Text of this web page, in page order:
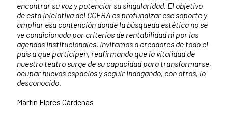
encontrar su voz y potenciar su singularidad. El objetivo
de esta iniciativa del CCEBA es profundizar ese soporte y
ampliar esa contención donde la búsqueda estética no se
ve condicionada por criterios de rentabilidad ni por las
agendas institucionales. Invitamos a creadores de todo el
país a que participen, reafirmando que la vitalidad de
nuestro teatro surge de su capacidad para transformarse,
ocupar nuevos espacios y seguir indagando, con otros, lo
desconocido.
Martín Flores Cárdenas